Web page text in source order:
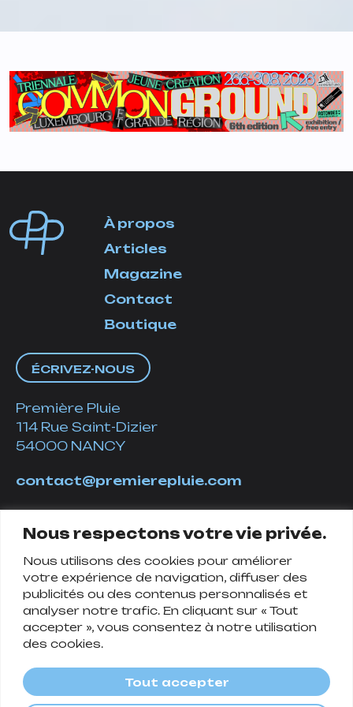
Nous respectons votre vie privée.
Nous utilisons des cookies pour améliorer
votre expérience de navigation, diffuser des
publicités ou des contenus personnalisés et
analyser notre trafic. En cliquant sur « Tout
accepter », vous consentez à notre utilisation
des cookies.
Tout accepter
À propos
Articles
Magazine
Contact
Boutique
ÉCRIVEZ-NOUS
Première Pluie
114 Rue Saint-Dizier
54000 NANCY
contact@premierepluie.com
Suivez-nous